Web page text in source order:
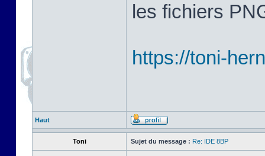
les fichiers
https://toni-
Haut
Toni Sujet du message : Re: IDE 8BP